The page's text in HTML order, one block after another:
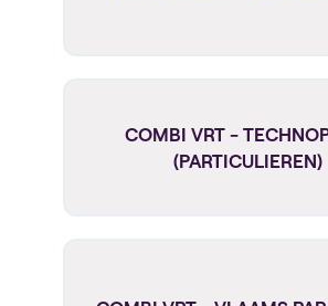
COMBI VRT -
(PARTICULIEREN)